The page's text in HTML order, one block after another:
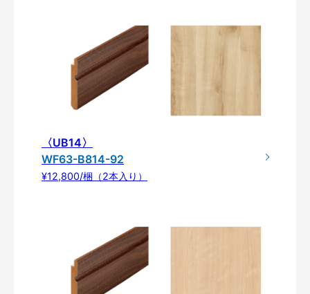
〈UB14〉
WF63-B814-92
¥12,800/梱（2本入り）